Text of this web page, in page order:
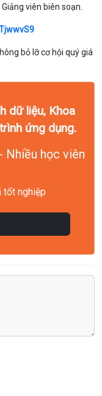
viên biên soạn.
bỏ lỡ cơ hội quý giá
dữ liệu, Khoa
ứng dụng.
Nhiều học viên
tốt nghiệp